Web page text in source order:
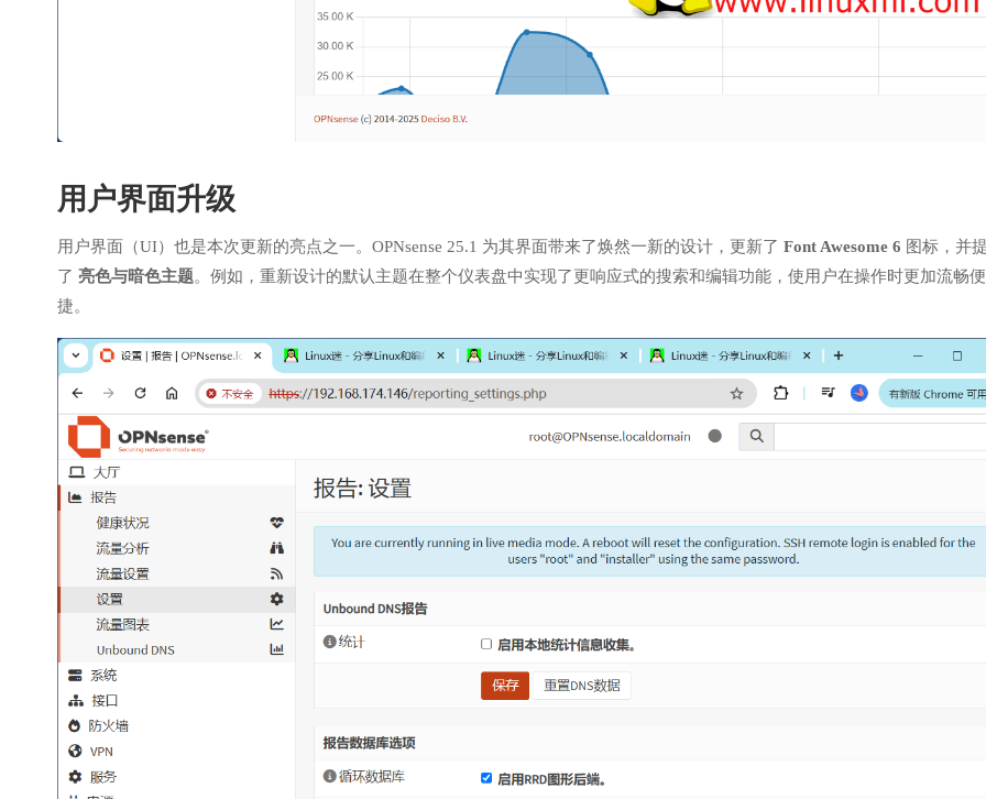
用户界面升级
用户界面（UI）也是本次更新的亮点之一。OPNsense 25.1 为其界面带来了焕然一新的设计，更新了 Font Awesome 6 图标，并
了 亮色与暗色主题。例如，重新设计的默认主题在整个仪表盘中实现了更响应式的搜索和编辑功能，使用户在操作时更加流畅便
捷。